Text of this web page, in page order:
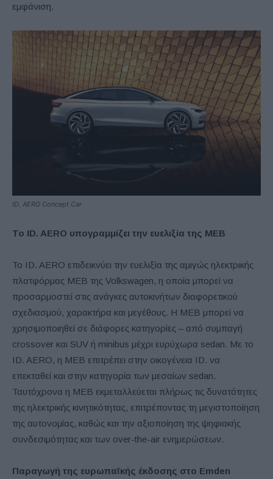
εμφάνιση.
ID. AERO Concept Car
Το ID. AERO υπογραμμίζει την ευελιξία της MEB
Το ID. AERO επιδεικνύει την ευελιξία της αμιγώς ηλεκτρικής
πλατφόρμας MEB της Volkswagen, η οποία μπορεί να
προσαρμοστεί στις ανάγκες αυτοκινήτων διαφορετικού
σχεδιασμού, χαρακτήρα και μεγέθους. Η MEB μπορεί να
χρησιμοποιηθεί σε διάφορες κατηγορίες – από συμπαγή
crossover και SUV ή minibus μέχρι ευρύχωρα sedan. Με το
ID. AERO, η ΜΕΒ επιτρέπει στην οικογένεια ID. να
επεκταθεί και στην κατηγορία των μεσαίων sedan.
Ταυτόχρονα η MEB εκμεταλλεύεται πλήρως τις δυνατότητες
της ηλεκτρικής κινητικότητας, επιτρέποντας τη μεγιστοποίηση
της αυτονομίας, καθώς και την αξιοποίηση της ψηφιακής
συνδεσιμότητας και των over-the-air ενημερώσεων.
Παραγωγή της ευρωπαϊκής έκδοσης στο Emden